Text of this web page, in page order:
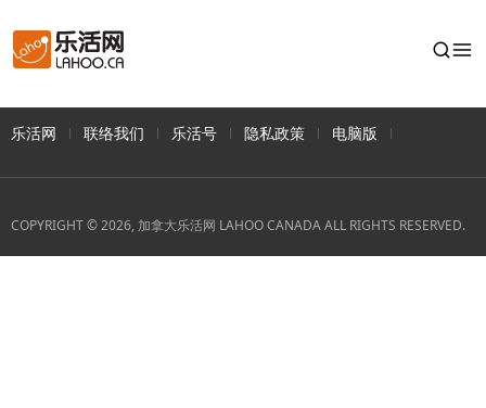
乐活网 联络我们 乐活号 隐私政策 电脑版
COPYRIGHT © 2026, 加拿大乐活网 LAHOO CANADA ALL RIGHTS RESERVED.